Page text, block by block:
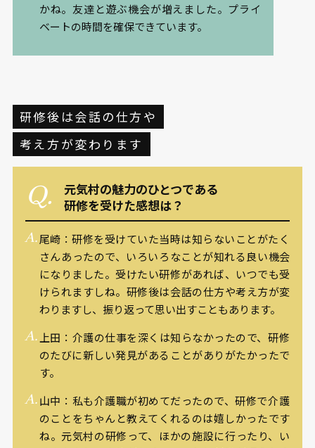
かね。友達と遊ぶ機会が増えました。プライ
ベートの時間を確保できています。
研修後は会話の仕方や
考え方が変わります
元気村の魅力のひとつである
研修を受けた感想は？
尾崎：研修を受けていた当時は知らないことがたく
さんあったので、いろいろなことが知れる良い機会
になりました。受けたい研修があれば、いつでも受
けられますしね。研修後は会話の仕方や考え方が変
わりますし、振り返って思い出すこともあります。
上田：介護の仕事を深くは知らなかったので、研修
のたびに新しい発見があることがありがたかったで
す。
山中：私も介護職が初めてだったので、研修で介護
のことをちゃんと教えてくれるのは嬉しかったです
ね。元気村の研修って、ほかの施設に行ったり、い